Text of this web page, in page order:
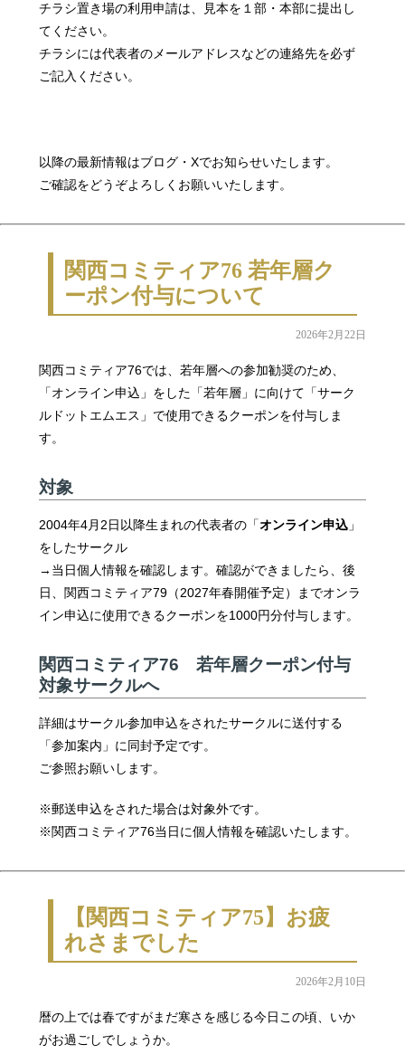
チラシ置き場の利用申請は、見本を１部・本部に提出し
てください。
チラシには代表者のメールアドレスなどの連絡先を必ず
ご記入ください。
以降の最新情報はブログ・Xでお知らせいたします。
ご確認をどうぞよろしくお願いいたします。
関西コミティア76 若年層ク
ーポン付与について
2026年2月22日
関西コミティア76では、若年層への参加勧奨のため、
「オンライン申込」をした「若年層」に向けて「サーク
ルドットエムエス」で使用できるクーポンを付与しま
す。
対象
2004年4月2日以降生まれの代表者の「オンライン申込」
をしたサークル
→当日個人情報を確認します。確認ができましたら、後
日、関西コミティア79（2027年春開催予定）までオンラ
イン申込に使用できるクーポンを1000円分付与します。
関西コミティア76 若年層クーポン付与
対象サークルへ
詳細はサークル参加申込をされたサークルに送付する
「参加案内」に同封予定です。
ご参照お願いします。
※郵送申込をされた場合は対象外です。
※関西コミティア76当日に個人情報を確認いたします。
【関西コミティア75】お疲
れさまでした
2026年2月10日
暦の上では春ですがまだ寒さを感じる今日この頃、いか
がお過ごしでしょうか。